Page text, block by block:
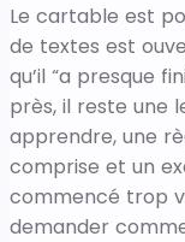
Le cartable est
de textes est
qu’il “a presque
près, il reste une
apprendre, une
comprise et un
commencé trop
demander